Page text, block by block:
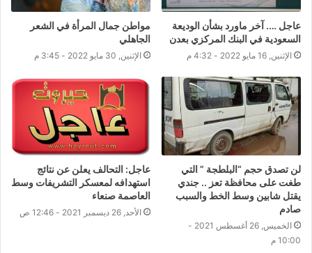
عاجل …. آخر ماورد بشأن الوديعة
السعودية في البنك المركزي بعدن
الإثنين, 16 مايو 2022 - 4:32 م
مواطن جمال المرأة في الشعر
الجاهلي
الإثنين, 30 مايو 2022 - 3:45 م
لن تصدق حجم “البلطجة ” التي
طغت على محافظة تعز .. جندي
يقتل شابين وسط الخط والسبب
صادم
الخميس, 26 أغسطس 2021 -
10:00 م
عاجل: التحالف يعلن عن نتائج
استهدافه لمعسكر التشريفات وسط
العاصمة صنعاء
الأحد, 26 ديسمبر 2021 - 12:46 ص